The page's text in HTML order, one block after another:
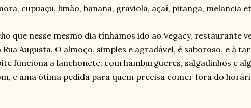
cupuaçu, limão, banana, graviola, açaí, pitanga, melancia
que nesse mesmo dia tínhamos ido ao Vegacy, restaurante
Rua Augusta. O almoço, simples e agradável, é saboroso, e à
funciona a lanchonete, com hamburgueres, salgadinhos e
e uma ótima pedida para quem precisa comer fora do